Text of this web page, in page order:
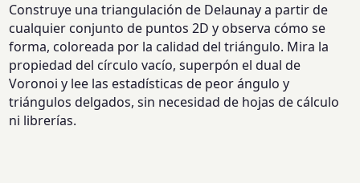
Construye una triangulación de Delaunay a partir de
cualquier conjunto de puntos 2D y observa cómo se
forma, coloreada por la calidad del triángulo. Mira la
propiedad del círculo vacío, superpón el dual de
Voronoi y lee las estadísticas de peor ángulo y
triángulos delgados, sin necesidad de hojas de cálculo
ni librerías.